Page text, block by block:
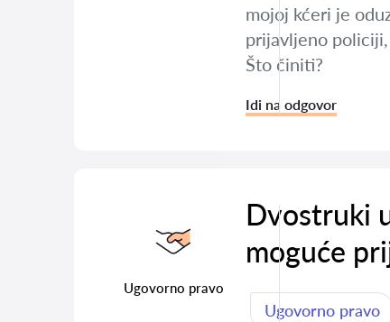
mojoj kćeri je
prijavljeno
Što činiti?
Idi na odgovor
Ugovorno pravo
Dvostruki
moguće
Ugovorno pravo